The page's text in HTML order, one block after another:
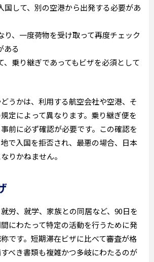
国して、別の空港から出発する必要があ
り、一度荷物を受け取って再度チェック
ある
、乗り継ぎであってもビザを必須として
うかは、利用する航空会社や空港、そ
定によって異なります。乗り継ぎ便を
前に必ず確認が必要です。この確認を
で入国を拒否され、最悪の場合、日本
りかねません。
労、就学、家族との同居など、90日を
にわたって特定の活動を行うために発
です。短期滞在ビザに比べて審査が格
べき書類も複雑かつ多岐にわたるのが